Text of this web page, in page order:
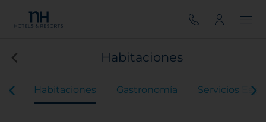
Habitaciones
Habitaciones Gastronomía Servicios